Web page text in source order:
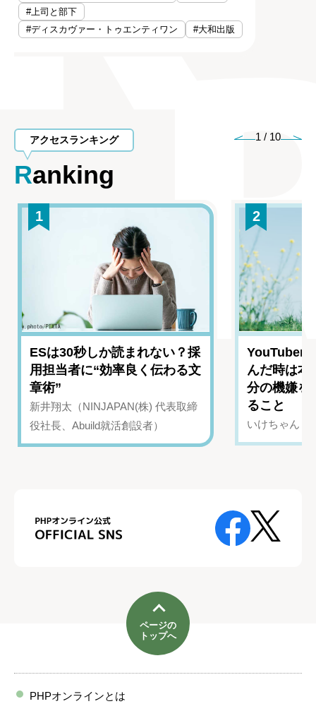
#上司と部下
#ディスカヴァー・トゥエンティワン
#大和出版
アクセスランキング
Ranking
1 / 10
1
ESは30秒しか読まれない？採
用担当者に“効率良く伝わる文
章術”
新井翔太（NINJAPAN(株) 代表取締
役社長、Abuild就活創設者）
2
YouTuber
んだ時は
分の機嫌を
ること
いけちゃん（
ページの
トップへ
PHPオンラインとは